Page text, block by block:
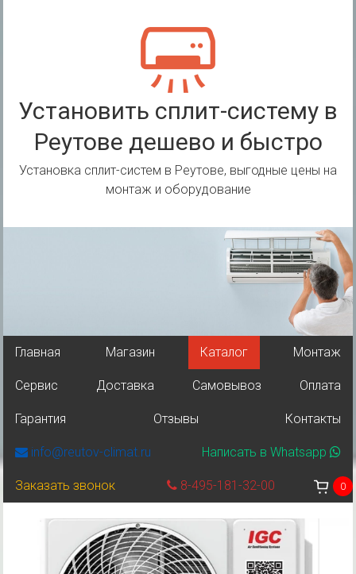
Установить сплит-систему в
Реутове дешево и быстро
Установка сплит-систем в Реутове, выгодные цены на
монтаж и оборудование
Главная Магазин Каталог Монтаж
Сервис Доставка Самовывоз Оплата
Гарантия Отзывы Контакты
info@reutov-climat.ru Написать в Whatsapp
Заказать звонок 8-495-181-32-00 0